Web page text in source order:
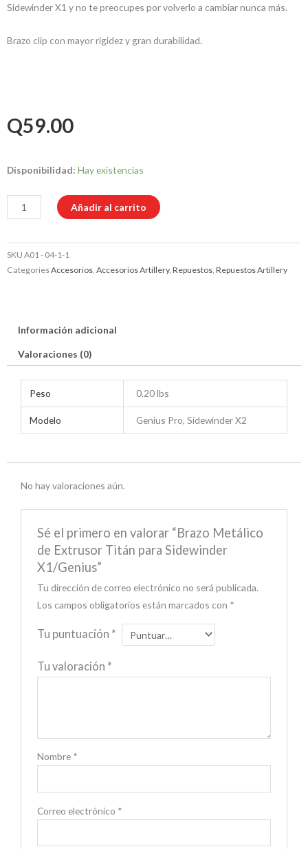
Sidewinder X1 y no te preocupes por volverlo a cambiar nunca más.
Brazo clip con mayor rigidez y gran durabilidad.
Q59.00
Disponibilidad: Hay existencias
Brazo
Extrusor
para
Sidewinder
Añadir al carrito
SKU A01 - 04-1-1
CategoriesAccesorios Accesorios Artillery, Repuestos Repuestos Artillery
Información adicional
Valoraciones (0)
Peso 0.20 lbs
Modelo Genius Pro, Sidewinder X2
No hay valoraciones aún.
Sé el primero en valorar “Brazo Metálico
de Extrusor Titán para Sidewinder
X1/Genius”
Tu dirección de correo electrónico no será publicada.
Los campos obligatorios están marcados con *
Tu puntuación *
Tu valoración *
Nombre *
Correo electrónico *